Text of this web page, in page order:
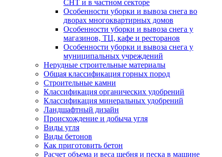
СНТ и в частном секторе
Особенности уборки и вывоза снега во
дворах многоквартирных домов
Особенности уборки и вывоза снега у
магазинов, ТЦ, кафе и ресторанов
Особенности уборки и вывоза снега у
муниципальных учреждений
Нерудные строительные материалы
Общая классификация горных пород
Строительные камни
Классификация органических удобрений
Классификация минеральных удобрений
Ландшафтный дизайн
Происхождение и добыча угля
Виды угля
Виды бетонов
Как приготовить бетон
Расчет объема и веса щебня и песка в машине